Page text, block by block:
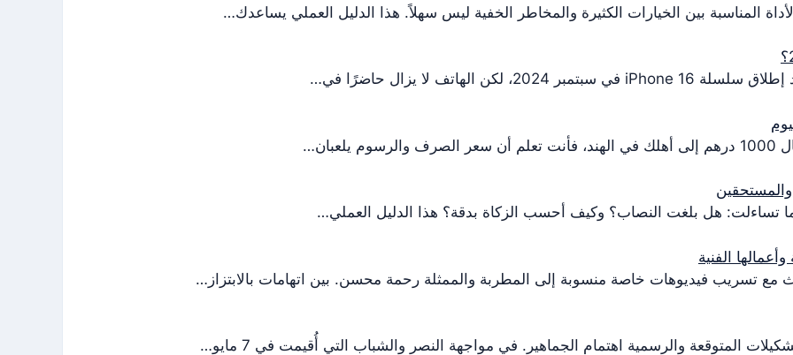
والمستحقين
تساءلت: هل بلغت النصاب؟ وكيف أحسب الزكاة بدقة؟ هذا الدليل العملي…
الفنية
تسريب فيديوهات خاصة منسوبة إلى المطربة والممثلة رحمة محسن. بين اتهامات بالابتزاز…
المتوقعة والرسمية اهتمام الجماهير. في مواجهة النصر والشباب التي أُقيمت في 7 مايو…